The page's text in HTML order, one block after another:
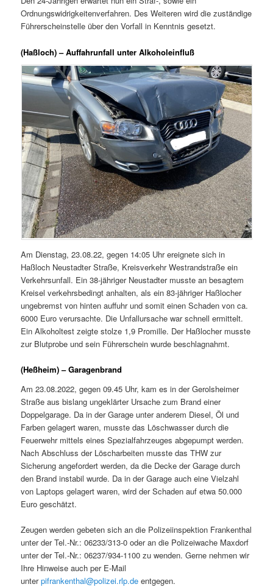
Ordnungswidrigkeitenverfahren. Des Weiteren wird die zuständige
Führerscheinstelle über den Vorfall in Kenntnis gesetzt.
(Haßloch) – Auffahrunfall unter Alkoholeinfluß
Am Dienstag, 23.08.22, gegen 14:05 Uhr ereignete sich in
Haßloch Neustadter Straße, Kreisverkehr Westrandstraße ein
Verkehrsunfall. Ein 38-jähriger Neustadter musste an besagtem
Kreisel verkehrsbedingt anhalten, als ein 83-jähriger Haßlocher
ungebremst von hinten auffuhr und somit einen Schaden von ca.
6000 Euro verursachte. Die Unfallursache war schnell ermittelt.
Ein Alkoholtest zeigte stolze 1,9 Promille. Der Haßlocher musste
zur Blutprobe und sein Führerschein wurde beschlagnahmt.
(Heßheim) – Garagenbrand
Am 23.08.2022, gegen 09.45 Uhr, kam es in der Gerolsheimer
Straße aus bislang ungeklärter Ursache zum Brand einer
Doppelgarage. Da in der Garage unter anderem Diesel, Öl und
Farben gelagert waren, musste das Löschwasser durch die
Feuerwehr mittels eines Spezialfahrzeuges abgepumpt werden.
Nach Abschluss der Löscharbeiten musste das THW zur
Sicherung angefordert werden, da die Decke der Garage durch
den Brand instabil wurde. Da in der Garage auch eine Vielzahl
von Laptops gelagert waren, wird der Schaden auf etwa 50.000
Euro geschätzt.
Zeugen werden gebeten sich an die Polizeiinspektion Frankenthal
unter der Tel.-Nr.: 06233/313-0 oder an die Polizeiwache Maxdorf
unter der Tel.-Nr.: 06237/934-1100 zu wenden. Gerne nehmen wir
Ihre Hinweise auch per E-Mail
unterpifrankenthal@polizei.rlp.de entgegen.